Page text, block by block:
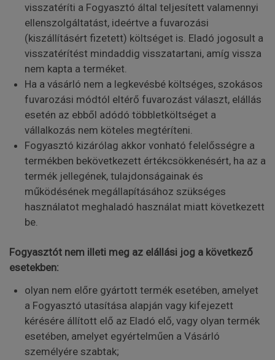
visszatéríti a Fogyasztó által teljesített valamennyi
ellenszolgáltatást, ideértve a fuvarozási
(kiszállításért fizetett) költséget is. Eladó jogosult a
visszatérítést mindaddig visszatartani, amíg vissza
nem kapta a terméket.
Ha a vásárló nem a legkevésbé költséges, szokásos
fuvarozási módtól eltérő fuvarozást választ, elállás
esetén az ebből adódó többletköltséget a
vállalkozás nem köteles megtéríteni.
Fogyasztó kizárólag akkor vonható felelősségre a
termékben bekövetkezett értékcsökkenésért, ha az a
termék jellegének, tulajdonságainak és
működésének megállapításához szükséges
használatot meghaladó használat miatt következett
be.
Fogyasztót nem illeti meg az elállási jog a következő
esetekben:
olyan nem előre gyártott termék esetében, amelyet
a Fogyasztó utasítása alapján vagy kifejezett
kérésére állított elő az Eladó elő, vagy olyan termék
esetében, amelyet egyértelműen a Vásárló
személyére szabtak;